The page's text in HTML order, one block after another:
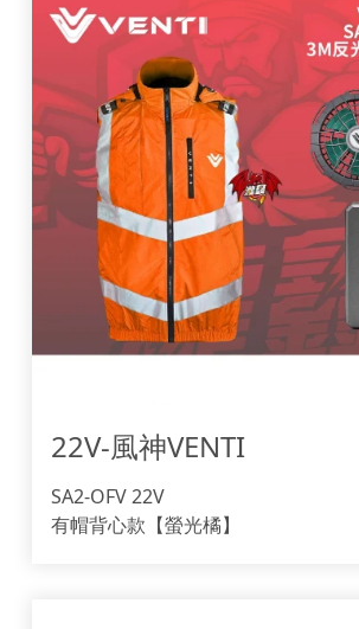
22V-風神VENTI
SA2-OFV 22V
有帽背心款【螢光橘】